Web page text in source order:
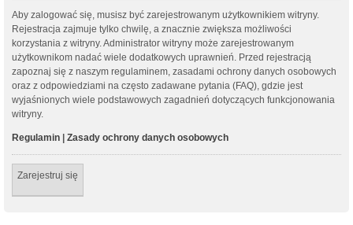
Aby zalogować się, musisz być zarejestrowanym użytkownikiem witryny.
Rejestracja zajmuje tylko chwilę, a znacznie zwiększa możliwości
korzystania z witryny. Administrator witryny może zarejestrowanym
użytkownikom nadać wiele dodatkowych uprawnień. Przed rejestracją
zapoznaj się z naszym regulaminem, zasadami ochrony danych osobowych
oraz z odpowiedziami na często zadawane pytania (FAQ), gdzie jest
wyjaśnionych wiele podstawowych zagadnień dotyczących funkcjonowania
witryny.
Regulamin | Zasady ochrony danych osobowych
Zarejestruj się